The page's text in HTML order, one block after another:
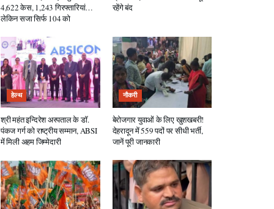
4,622 केस, 1,243 गिरफ्तारियां…
लेकिन सजा सिर्फ 104 को
रहेंगे बंद
हेल्थ
श्री महंत इन्दिरेश अस्पताल के डॉ.
पंकज गर्ग को राष्ट्रीय सम्मान, ABSI
में मिली अहम जिम्मेदारी
नौकरी
बेरोजगार युवाओं के लिए खुशखबरी!
देहरादून में 559 पदों पर सीधी भर्ती,
जानें पूरी जानकारी